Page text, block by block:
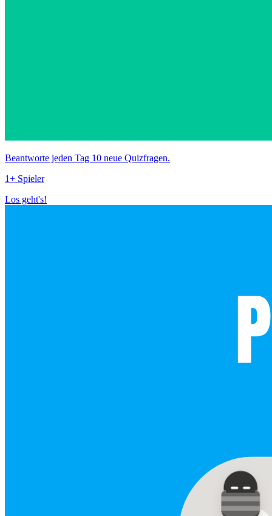
Beantworte jeden Tag 10 neue Quizfragen.
1+ Spieler
Los geht's!